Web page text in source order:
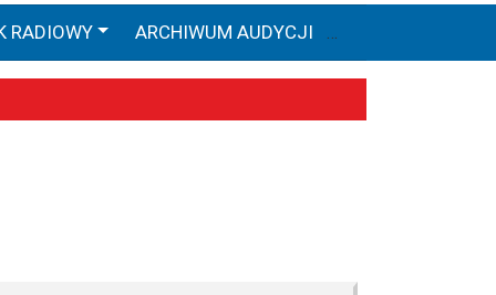
RADIOWY ARCHIWUM AUDYCJI
HEAVEN TOUR